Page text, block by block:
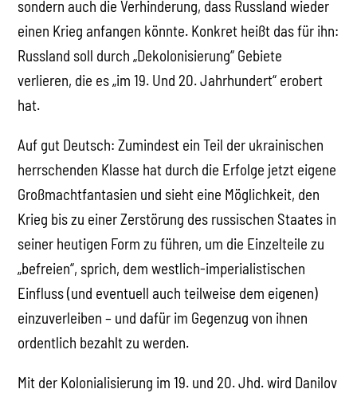
sondern auch die Verhinderung, dass Russland wieder
einen Krieg anfangen könnte. Konkret heißt das für ihn:
Russland soll durch „Dekolonisierung“ Gebiete
verlieren, die es „im 19. Und 20. Jahrhundert“ erobert
hat.
Auf gut Deutsch: Zumindest ein Teil der ukrainischen
herrschenden Klasse hat durch die Erfolge jetzt eigene
Großmachtfantasien und sieht eine Möglichkeit, den
Krieg bis zu einer Zerstörung des russischen Staates in
seiner heutigen Form zu führen, um die Einzelteile zu
„befreien“, sprich, dem westlich-imperialistischen
Einfluss (und eventuell auch teilweise dem eigenen)
einzuverleiben – und dafür im Gegenzug von ihnen
ordentlich bezahlt zu werden.
Mit der Kolonialisierung im 19. und 20. Jhd. wird Danilov